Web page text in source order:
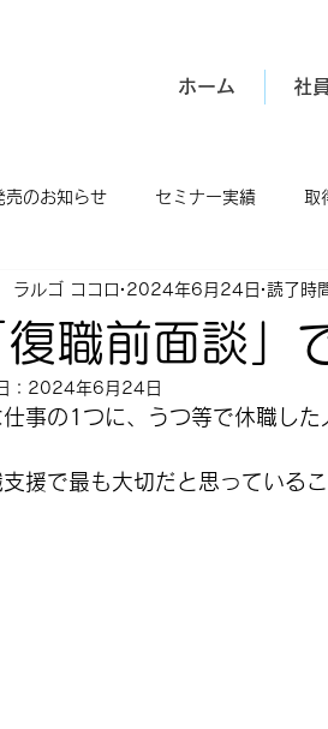
ホーム 社
売のお知らせ セミナー実績 取
籍紹介
復職前面談」
ラルゴ ココロ 2024年6月24日 読了時
： 2024年6月24日
事の1つに、うつ等で休職した
援で最も大切だと思っているこ